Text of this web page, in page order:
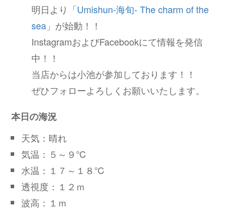
明日より「Umishun-海旬- The charm of the
sea 」が始動！！
InstagramおよびFacebookにて情報を発信
中！！
当店からは小池が参加しております！！
ぜひフォローよろしくお願いいたします。
本日の海況
天気：晴れ
気温：５～９℃
水温：１７～１８℃
透視度：１２ｍ
波高：１ｍ